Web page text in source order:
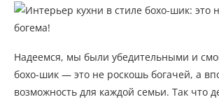
Надеемся, мы были убедительными и
бохо-шик — это не роскошь богачей, а
возможность для каждой семьи. Так что